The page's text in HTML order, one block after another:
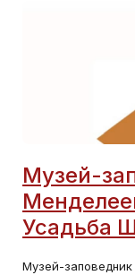
Музей-
Усадьба
Музей-